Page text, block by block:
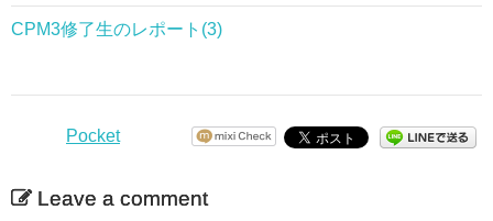
す。
修正できるようになったこと、
自分の思考を以前より
引き寄せの法則について検索すると色んな人が書いて
私はまりあさんの１００％自分原因説がしっくりしま
まだ現状は変わりませんが、
またいいご報告ができればいいなと思います。
何か環境が大きく変わったわけではないのに、
自分の思考一つで、
ったのは大きな収穫です。
マスターコースも始めは
これもやがて、
いい感じに自分の中で消化できるようにしだいになっ
そんな中で、
「もっと、CPMを深く知りたい。今の自分が感じて
CPM２の内容は、私にはとても興味深く、面白いと
テキストをスマホにダウンロードして、毎日、電車の
生きている意味をダークな思考で考える、
そんな日々が続いていました。
ただ、今言える事は、
そこで言われた通りにしていれば大丈夫、
次の恋愛もして結婚も目前、
らい
感情を見ることが怖いと思ったことはありませんでし
た。
幸せは、ここにあるんだ。
トだ。
た。。。
と中身に矛盾が生じてたんです。
ったと言われることが多く、「一体わたしのなにがい
受講開始してから、CPM2の内容に、頭では理解した
しれません。
CPM3修了生のレポート(3)
Pocket
Leave a comment